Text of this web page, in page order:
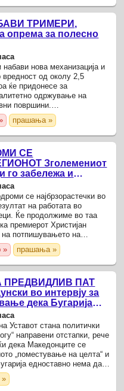
ТРИМЕРИ,
за полесно
нова механизација и
вредност од околу 2,5
ќе придонесе за
одржување на
површини.
ВО ОУ „ДИМИТАР
ЛИСИЧЕ ОД… 📽️
...
прашања »
СЕ
Зголемениот
го забележа и
се најбрзорастечки во
на работата во
Ќе продолжиме во таа
премиерот Христијан
потпишувањето на
грант обезбеден
рамка ...
» прашања »
ПРЕДВИДЛИВ ПАТ
во интервју за
дека Бугарија
Уставот стана политички
направени отстапки, рече
дека Македонците се
„поместување на целта“ и
едноставно нема да
»